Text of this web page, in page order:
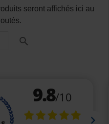
seront affichés ici au
